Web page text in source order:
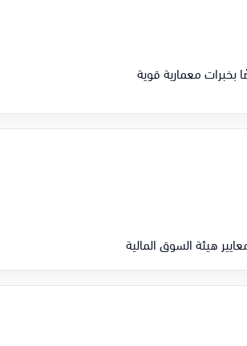
بخبرات معمارية قوية